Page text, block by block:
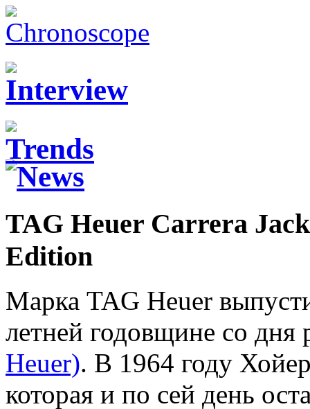
TAG Heuer Carrera
Edition
Марка TAG Heuer
летней годовщине со
Heuer). В 1964 году
которая и по сей день